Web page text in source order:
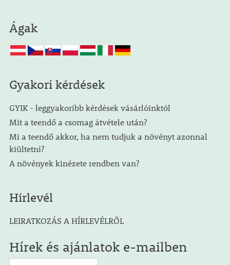
Ágak
Gyakori kérdések
GYIK - leggyakoribb kérdések vásárlóinktól
Mit a teendő a csomag átvétele után?
Mi a teendő akkor, ha nem tudjuk a növényt azonnal
kiültetni?
A növények kinézete rendben van?
Hírlevél
LEIRATKOZÁS A HÍRLEVÉLRŐL
Hírek és ajánlatok e-mailben